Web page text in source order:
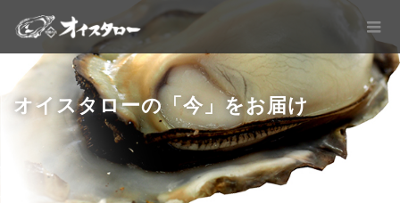
オイスタローの「今」をお届け